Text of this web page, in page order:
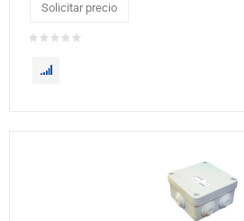
Solicitar precio